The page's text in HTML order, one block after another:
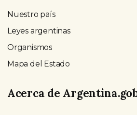
Nuestro país
Leyes argentinas
Organismos
Mapa del Estado
Acerca de